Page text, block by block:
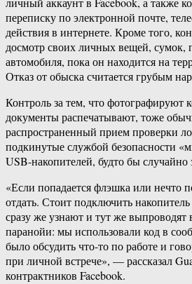
переписку по электронной почте,
действия в интернете. Кроме того,
досмотр своих личных вещей, сумок,
автомобиля, пока он находится на
Отказ от обыска считается грубым
Контроль за тем, что фотографируют
документы распечатывают, тоже
распространенный прием проверки
подкинутые службой безопасности
USB-накопителей, будто бы случайно
«Если попадается флэшка или нечто
отдать. Стоит подключить
сразу же узнают и тут же
паранойи: мы использовали код в
было обсудить что-то по работе и
при личной встрече», — рассказал
контрактников Facebook.